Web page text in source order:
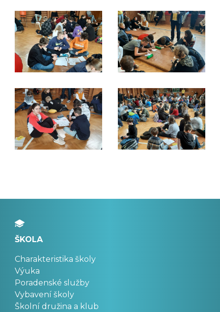
ŠKOLA
Charakteristika školy
Výuka
Poradenské služby
Vybavení školy
Školní družina a klub